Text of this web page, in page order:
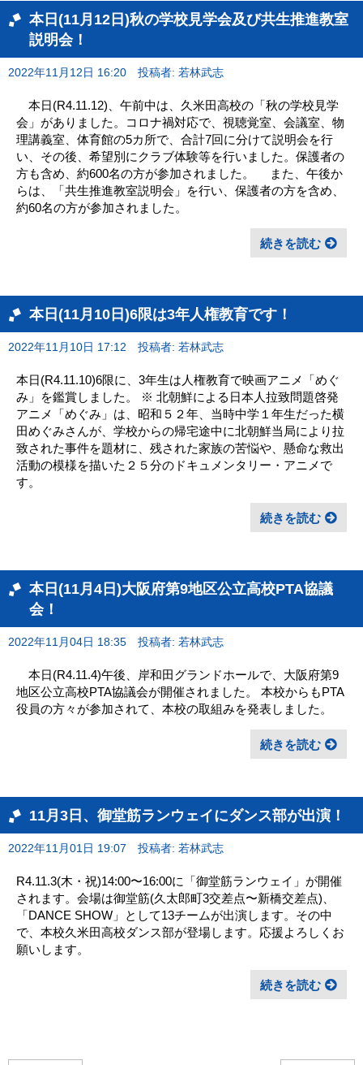
本日(11月12日)秋の学校見学会及び共生推進教室
説明会！
2022年11月12日 16:20 投稿者: 若林武志
本日(R4.11.12)、午前中は、久米田高校の「秋の学校見学
会」がありました。コロナ禍対応で、視聴覚室、会議室、物
理講義室、体育館の5カ所で、合計7回に分けて説明会を行
い、その後、希望別にクラブ体験等を行いました。保護者の
方も含め、約600名の方が参加されました。 また、午後か
らは、「共生推進教室説明会」を行い、保護者の方を含め、
約60名の方が参加されました。
続きを読む
本日(11月10日)6限は3年人権教育です！
2022年11月10日 17:12 投稿者: 若林武志
本日(R4.11.10)6限に、3年生は人権教育で映画アニメ「めぐ
み」を鑑賞しました。 ※ 北朝鮮による日本人拉致問題啓発
アニメ「めぐみ」は、昭和５２年、当時中学１年生だった横
田めぐみさんが、学校からの帰宅途中に北朝鮮当局により拉
致された事件を題材に、残された家族の苦悩や、懸命な救出
活動の模様を描いた２５分のドキュメンタリー・アニメで
す。
続きを読む
本日(11月4日)大阪府第9地区公立高校PTA協議
会！
2022年11月04日 18:35 投稿者: 若林武志
本日(R4.11.4)午後、岸和田グランドホールで、大阪府第9
地区公立高校PTA協議会が開催されました。 本校からもPTA
役員の方々が参加されて、本校の取組みを発表しました。
続きを読む
11月3日、御堂筋ランウェイにダンス部が出演！
2022年11月01日 19:07 投稿者: 若林武志
R4.11.3(木・祝)14:00〜16:00に「御堂筋ランウェイ」が開催
されます。会場は御堂筋(久太郎町3交差点〜新橋交差点)、
「DANCE SHOW」として13チームが出演します。その中
で、本校久米田高校ダンス部が登場します。応援よろしくお
願いします。
続きを読む